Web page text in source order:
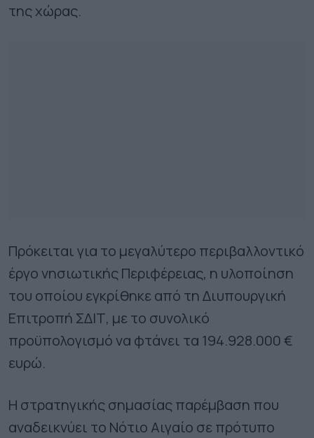
της χώρας.
Πρόκειται για το μεγαλύτερο περιβαλλοντικό
έργο νησιωτικής Περιφέρειας, η υλοποίηση
του οποίου εγκρίθηκε από τη Διυπουργική
Επιτροπή ΣΔΙΤ, με το συνολικό
προϋπολογισμό να φτάνει τα 194.928.000 €
ευρώ.
Η στρατηγικής σημασίας παρέμβαση που
αναδεικνύει το Νότιο Αιγαίο σε πρότυπο